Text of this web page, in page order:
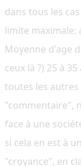
dans tous les
limite maximale:
Moyenne d'age
ceux là ?) 25 à
toutes les
"commentaire",
face à une
si cela en est à
"croyance", en